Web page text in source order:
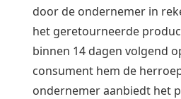
door de ondernemer in
het geretourneerde
binnen 14 dagen volgend
consument hem de
ondernemer aanbiedt het